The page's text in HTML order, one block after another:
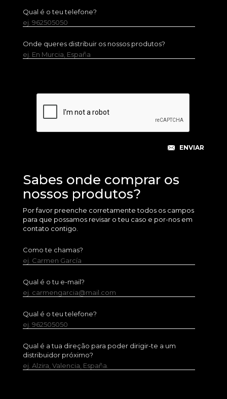
Qual é o teu telefone?
ej. 962505050
Onde queres distribuir os nossos produtos?
ej. En Murcia, España
Sabes onde comprar os
nossos produtos?
Por favor preenche corretamente todos os campos
para que possamos revisar o teu caso e por-nos em
contato contigo.
Como te chamas?
ej. Carmen García
Qual é o tu e-mail?
ej. carmengarcia@mail.com
Qual é o teu telefone?
ej. 962505050
Qual é a tua direção para poder dirigir-te a um
distribuidor próximo?
ej. Alzira, Valencia, España.